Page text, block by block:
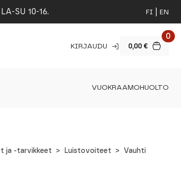
SU 10-16. FI EN
KIRJAUDU 0,00 €
0
VUOKRAAMOHUOLTO
ja -tarvikkeet Luistovoiteet
Vauhti